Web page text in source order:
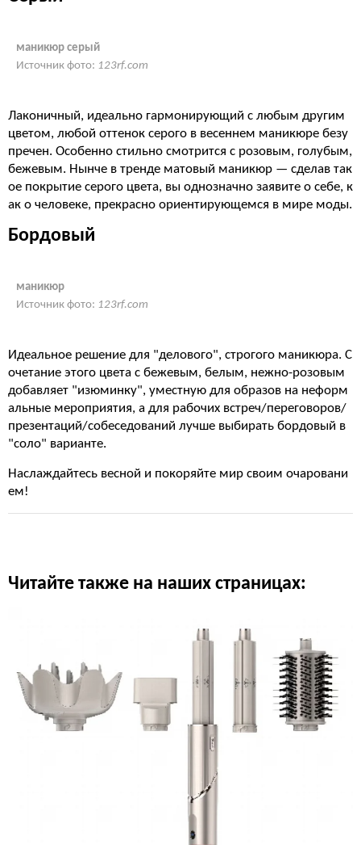
маникюр серый
Источник фото: 123rf.com
Лаконичный, идеально гармонирующий с любым другим
цветом, любой оттенок серого в весеннем маникюре безу
пречен. Особенно стильно смотрится с розовым, голубым,
бежевым. Нынче в тренде матовый маникюр — сделав так
ое покрытие серого цвета, вы однозначно заявите о себе, к
ак о человеке, прекрасно ориентирующемся в мире моды.
Бордовый
маникюр
Источник фото: 123rf.com
Идеальное решение для "делового", строгого маникюра. С
очетание этого цвета с бежевым, белым, нежно-розовым
добавляет "изюминку", уместную для образов на неформ
альные мероприятия, а для рабочих встреч/переговоров/
презентаций/собеседований лучше выбирать бордовый в
"соло" варианте.
Наслаждайтесь весной и покоряйте мир своим очаровани
ем!
Читайте также на наших страницах: